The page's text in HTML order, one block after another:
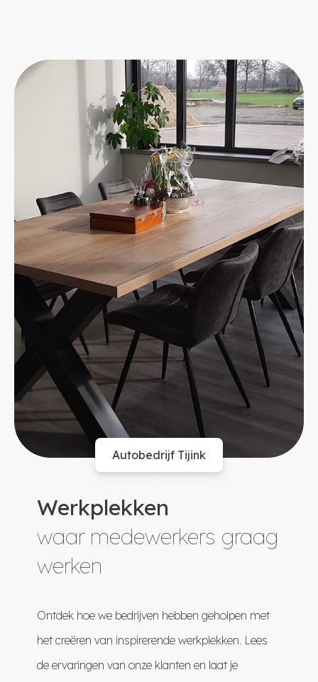
Autobedrijf Tijink
P. van der Maas
Werkplekken
waar medewerkers graag
werken
Ontdek hoe we bedrijven hebben geholpen met
het creëren van inspirerende werkplekken. Lees
de ervaringen van onze klanten en laat je
beveel dit bedrijf zeer aan.“